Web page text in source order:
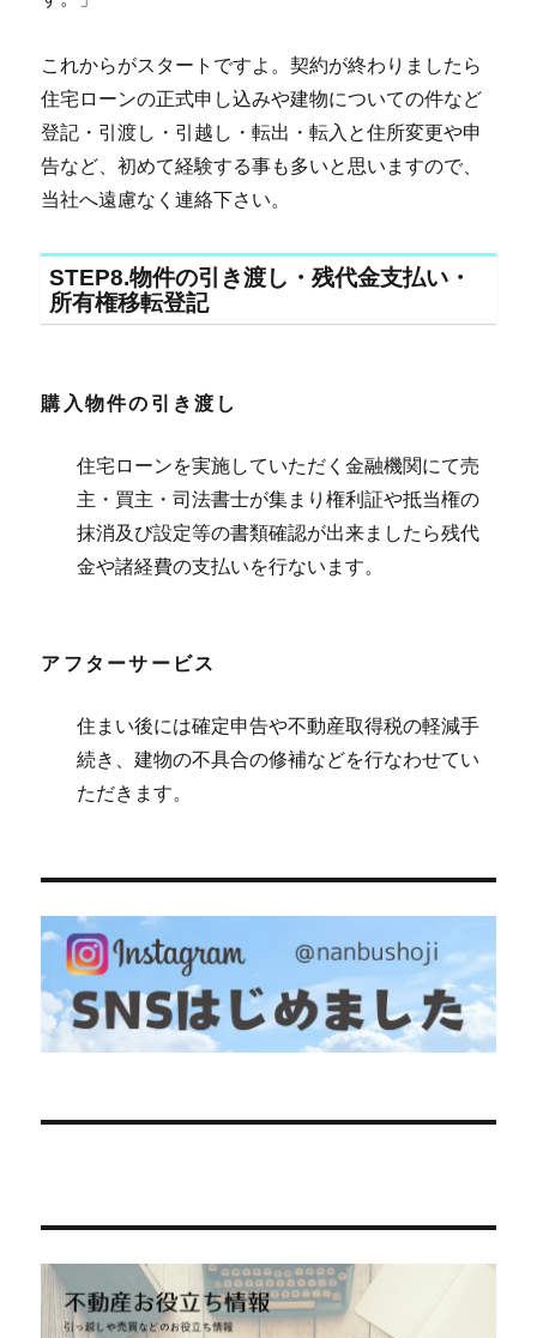
これからがスタートですよ。契約が終わりましたら
住宅ローンの正式申し込みや建物についての件など
登記・引渡し・引越し・転出・転入と住所変更や申
告など、初めて経験する事も多いと思いますので、
当社へ遠慮なく連絡下さい。
STEP8.物件の引き渡し・残代金支払い・
所有権移転登記
購入物件の引き渡し
住宅ローンを実施していただく金融機関にて売
主・買主・司法書士が集まり権利証や抵当権の
抹消及び設定等の書類確認が出来ましたら残代
金や諸経費の支払いを行ないます。
アフターサービス
住まい後には確定申告や不動産取得税の軽減手
続き、建物の不具合の修補などを行なわせてい
ただきます。